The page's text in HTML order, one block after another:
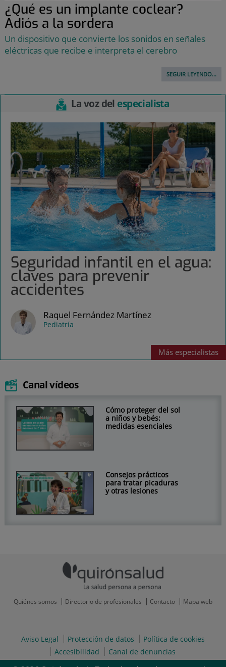
¿Qué es un implante coclear?
Adiós a la sordera
Un dispositivo que convierte los sonidos en señales
eléctricas que recibe e interpreta el cerebro
SEGUIR LEYENDO...
La voz del especialista
Seguridad infantil en el agua:
claves para prevenir
accidentes
Raquel Fernández Martínez
Pediatría
Más especialistas
Canal vídeos
Cómo proteger del sol
a niños y bebés:
medidas esenciales
Consejos prácticos
para tratar picaduras
y otras lesiones
Quiénes somos Directorio de profesionales Contacto Mapa web
Aviso Legal Protección de datos
Política de cookies
Accesibilidad
Canal de denuncias